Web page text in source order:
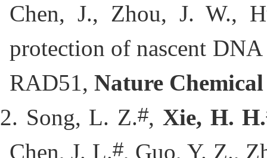
Chen, J., Zhou, J. W.,
protection of nascent
RAD51, Nature
2. Song, L. Z.#, Xie, H. H.
Chen, J. L.#, Guo, Y. Z.,